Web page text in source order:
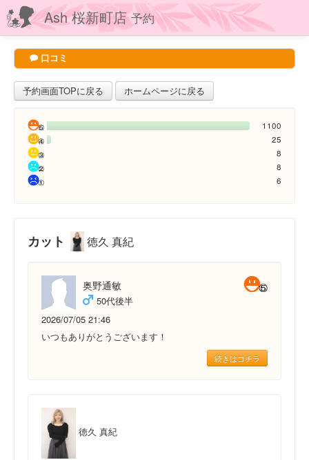
Ash 桜新町店予約
口コミ
予約画面TOPに戻る ホームページに戻る
1100
25
8
8
6
カット 徳久 真紀
奥野通敏
50代後半
2026/07/05 21:46
いつもありがとうございます！
続きはコチラ
徳久 真紀